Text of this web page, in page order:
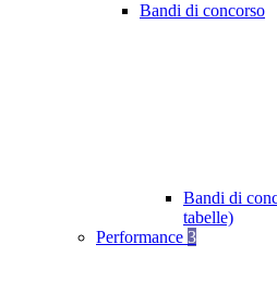
Bandi di concorso
Bandi di
tabelle)
Performance 3